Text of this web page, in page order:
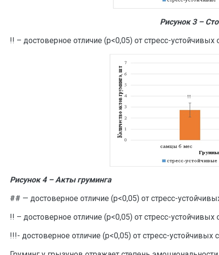
Рисунок 3 –
!! – достоверное отличие (р<0,05) от стресс-устойчивых
Рисунок 4 – Акты груминга
## — достоверное отличие (р<0,05) от стресс-
!! – достоверное отличие (р<0,05) от стресс-устойчивых
!!!- достоверное отличие (р<0,05) от стресс-устойчивых